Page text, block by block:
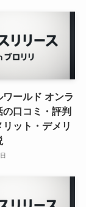
ワールド オンラ
口コミ・評判
リット・デメリ